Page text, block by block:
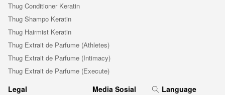
Thug Conditioner Keratin
Thug Shampo Keratin
Thug Hairmist Keratin
Thug Extrait de Parfume (Athletes)
Thug Extrait de Parfume (Intimacy)
Thug Extrait de Parfume (Execute)
Legal Media Sosial Language